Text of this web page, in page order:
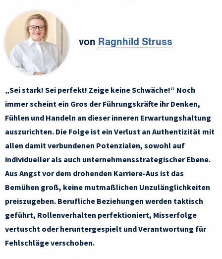
von Ragnhild Struss
„Sei stark! Sei perfekt! Zeige keine Schwäche!“ Noch
immer scheint ein Gros der Führungskräfte ihr Denken,
Fühlen und Handeln an dieser inneren Erwartungshaltung
auszurichten. Die Folge ist ein Verlust an Authentizität mit
allen damit verbundenen Potenzialen, sowohl auf
individueller als auch unternehmensstrategischer Ebene.
Aus Angst vor dem drohenden Karriere-Aus ist das
Bemühen groß, keine mutmaßlichen Unzulänglichkeiten
preiszugeben. Berufliche Beziehungen werden taktisch
geführt, Rollenverhalten perfektioniert, Misserfolge
vertuscht oder heruntergespielt und Verantwortung für
Fehlschläge verschoben.